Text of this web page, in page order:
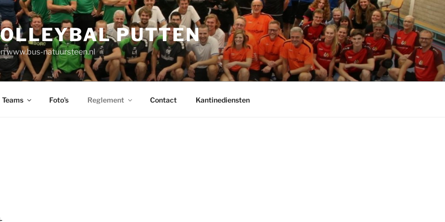
PUTTEN
www.bus-natuursteen.nl
Teams Foto’s Reglement Contact Kantinediensten